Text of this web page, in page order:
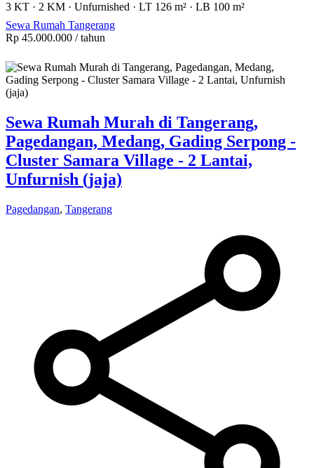
3 KT · 2 KM · Unfurnished · LT 126 m² · LB 100 m²
Sewa Rumah Tangerang
Rp 45.000.000 / tahun
Sewa Rumah Murah di Tangerang,
Pagedangan, Medang, Gading Serpong -
Cluster Samara Village - 2 Lantai,
Unfurnish (jaja)
Pagedangan, Tangerang